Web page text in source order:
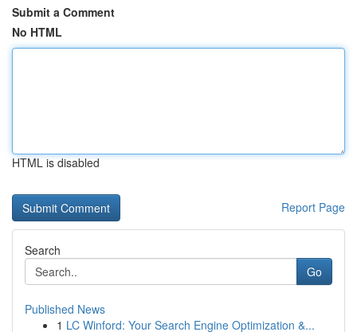
Submit a Comment
No HTML
HTML is disabled
Report Page
Search
Go
Published News
1 LC Winford: Your Search Engine Optimization &...